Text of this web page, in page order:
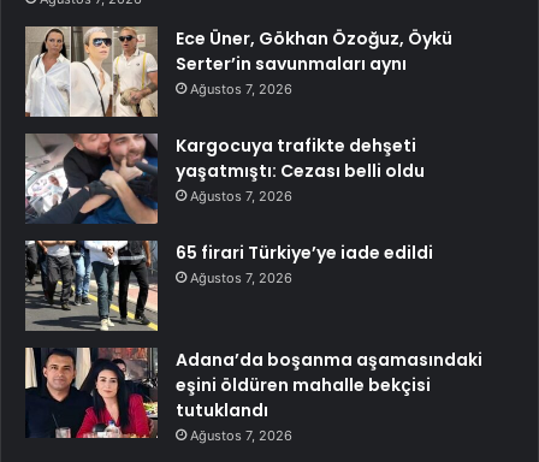
Ece Üner, Gökhan Özoğuz, Öykü
Serter’in savunmaları aynı
Ağustos 7, 2026
Kargocuya trafikte dehşeti
yaşatmıştı: Cezası belli oldu
Ağustos 7, 2026
65 firari Türkiye’ye iade edildi
Ağustos 7, 2026
Adana’da boşanma aşamasındaki
eşini öldüren mahalle bekçisi
tutuklandı
Ağustos 7, 2026